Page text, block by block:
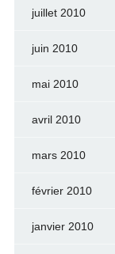
juillet 2010
juin 2010
mai 2010
avril 2010
mars 2010
février 2010
janvier 2010